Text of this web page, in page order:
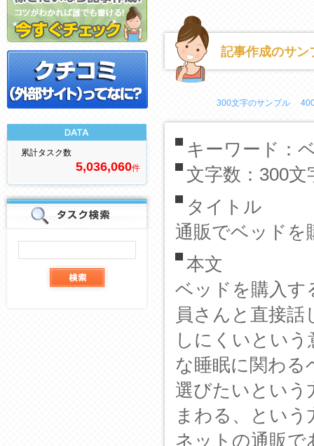
記事作成のサン
300文字のサンプル
キーワード：
文字数：300文
タイトル
通販でベッドを
本文
ベッドを購入す
員さんと直接
しにくいとい
な睡眠に関わる
選びたいという
まわる、とい
ネットの通販で
累計タスク数
5,036,060件